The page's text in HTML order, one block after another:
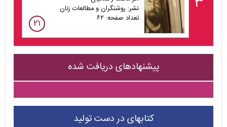
نشر: روشنگران و مطالعات زنان
تعداد صفحه: ۶۲
۲۱
پیشنهادهای دریافت شده
کتابهای در دست تولید